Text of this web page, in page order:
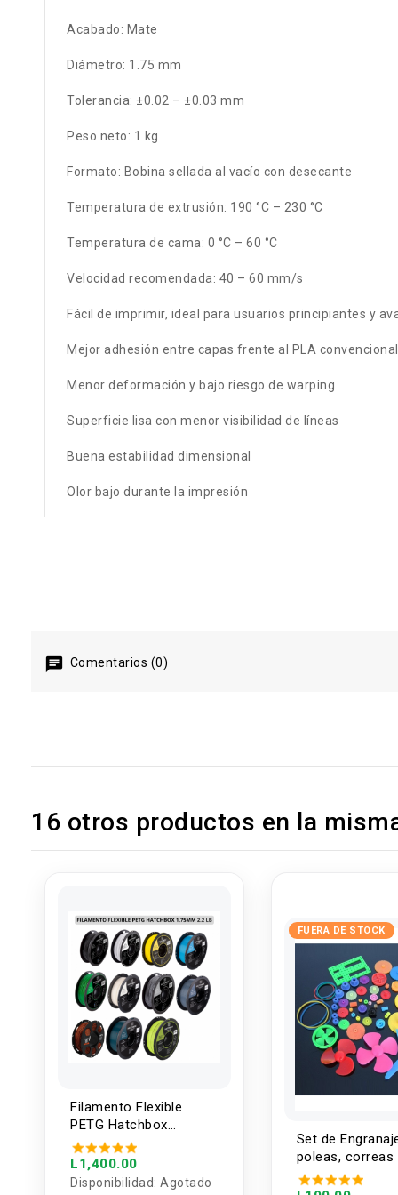
Acabado: Mate
Diámetro: 1.75 mm
Tolerancia: ±0.02 – ±0.03 mm
Peso neto: 1 kg
Formato: Bobina sellada al vacío con desecante
Temperatura de extrusión: 190 °C – 230 °C
Temperatura de cama: 0 °C – 60 °C
Velocidad recomendada: 40 – 60 mm/s
Fácil de imprimir, ideal para usuarios principiantes y
Mejor adhesión entre capas frente al PLA convencional
Menor deformación y bajo riesgo de warping
Superficie lisa con menor visibilidad de líneas
Buena estabilidad dimensional
Olor bajo durante la impresión
Comentarios (0)
16 otros productos en la
Filamento Flexible
PETG Hatchbox
1.75mm 2.2 Lb
L1,400.00
Disponibilidad: Agotado
FUERA DE STOCK
Set de
poleas, correas
piezas plasticas